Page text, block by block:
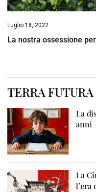
Luglio 18, 2022
La nostra ossessione
TERRA FUTURA
La
anni
La
l’era